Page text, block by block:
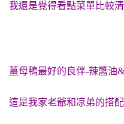
我還是覺得看點菜單比較
薑母鴨最好的良伴-辣醬油
這是我家老爺和凉弟的搭